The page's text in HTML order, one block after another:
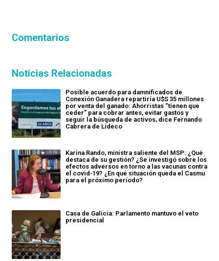
Comentarios
Noticias Relacionadas
Posible acuerdo para damnificados de
Conexión Ganadera repartiría U$S 35 millones
por venta del ganado: Ahorristas “tienen que
ceder” para cobrar antes, evitar gastos y
seguir la búsqueda de activos, dice Fernando
Cabrera de Lideco
Karina Rando, ministra saliente del MSP: ¿Qué
destaca de su gestión? ¿Se investigó sobre los
efectos adversos en torno a las vacunas contra
el covid-19? ¿En qué situación queda el Casmu
para el próximo período?
Casa de Galicia: Parlamento mantuvo el veto
presidencial